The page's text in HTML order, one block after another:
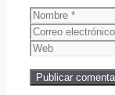
Nombre
Correo
electrónico
Web